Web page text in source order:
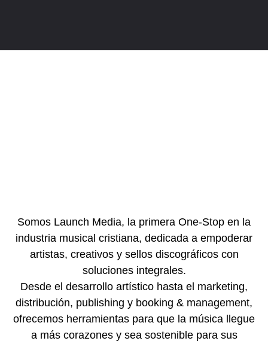
Somos Launch Media, la primera One-Stop en la
industria musical cristiana, dedicada a empoderar
artistas, creativos y sellos discográficos con
soluciones integrales.
Desde el desarrollo artístico hasta el marketing,
distribución, publishing y booking & management,
ofrecemos herramientas para que la música llegue
a más corazones y sea sostenible para sus